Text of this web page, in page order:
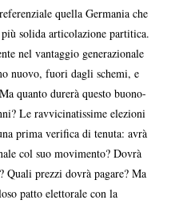
quella Germania che
solida articolazione partitica.
nel vantaggio generazionale
nuovo, fuori dagli schemi, e
quanto durerà questo buono-
Le ravvicinatissime elezioni
prima verifica di tenuta: avrà
col suo movimento? Dovrà
Quali prezzi dovrà pagare? Ma
patto elettorale con la